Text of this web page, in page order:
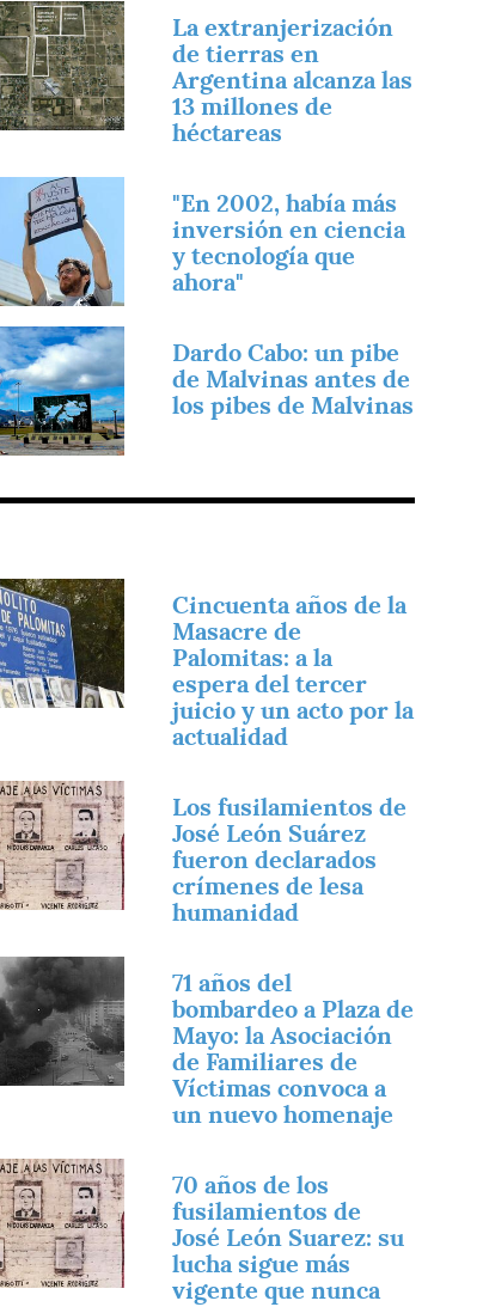
La extranjerización
de tierras en
Argentina alcanza las
13 millones de
héctareas
"En 2002, había más
inversión en ciencia
y tecnología que
ahora"
Dardo Cabo: un pibe
de Malvinas antes de
los pibes de Malvinas
Cincuenta años de la
Masacre de
Palomitas: a la
espera del tercer
juicio y un acto por la
actualidad
Los fusilamientos de
José León Suárez
fueron declarados
crímenes de lesa
humanidad
71 años del
bombardeo a Plaza de
Mayo: la Asociación
de Familiares de
Víctimas convoca a
un nuevo homenaje
70 años de los
fusilamientos de
José León Suarez: su
lucha sigue más
vigente que nunca